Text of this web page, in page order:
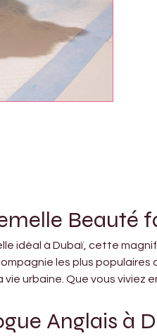
Beauté
idéal à Dubaï, cette
les plus
urbaine. Que vous
Anglais à